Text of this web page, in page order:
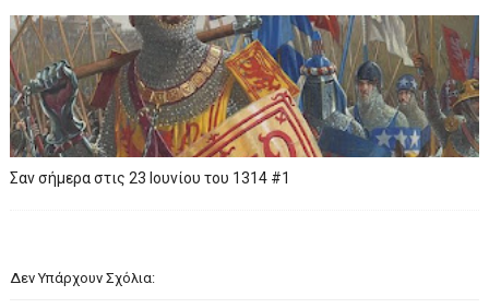
Σαν σήμερα στις 23 Ιουνίου του 1314 #1
Δεν Υπάρχουν Σχόλια: